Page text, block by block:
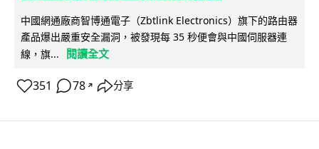
中國網通廠商智博通電子（Zbtlink Electronics）旗下的路由器
產品爆出嚴重安全漏洞，被發現每 35 秒便會與中國伺服器連
線，旗...
閱讀全文
351 78 ↗ 分享